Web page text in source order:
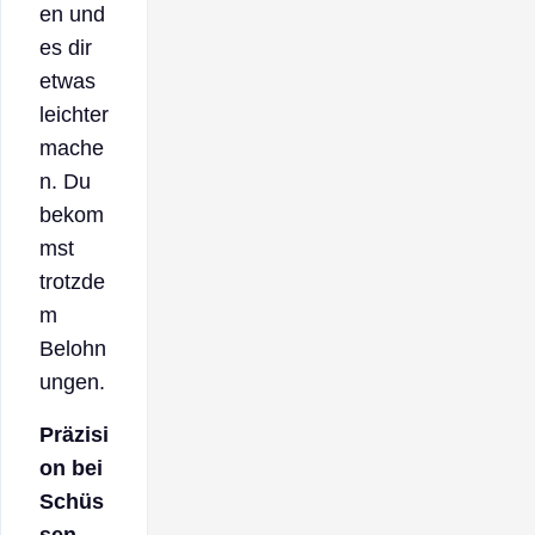
en und
es dir
etwas
leichter
mache
n. Du
bekom
mst
trotzde
m
Belohn
ungen.
Präzisi
on bei
Schüs